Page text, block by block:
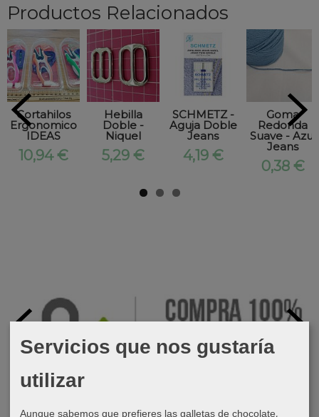
Productos Relacionados
Cortahilos
Ergonomico
IDEAS
10,94 €
Hebilla
Doble -
Niquel
5,29 €
SCHMETZ -
Aguja Doble
Jeans
4,19 €
Goma
Redonda
Suave - Azul
Jeans
0,38 €
Servicios que nos gustaría
utilizar